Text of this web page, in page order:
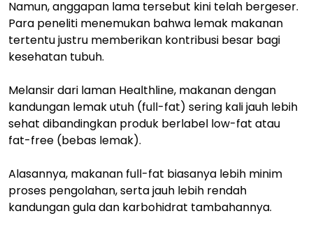
Namun, anggapan lama tersebut kini telah bergeser.
Para peneliti menemukan bahwa lemak makanan
tertentu justru memberikan kontribusi besar bagi
kesehatan tubuh.
Melansir dari laman Healthline, makanan dengan
kandungan lemak utuh (full-fat) sering kali jauh lebih
sehat dibandingkan produk berlabel low-fat atau
fat-free (bebas lemak).
Alasannya, makanan full-fat biasanya lebih minim
proses pengolahan, serta jauh lebih rendah
kandungan gula dan karbohidrat tambahannya.